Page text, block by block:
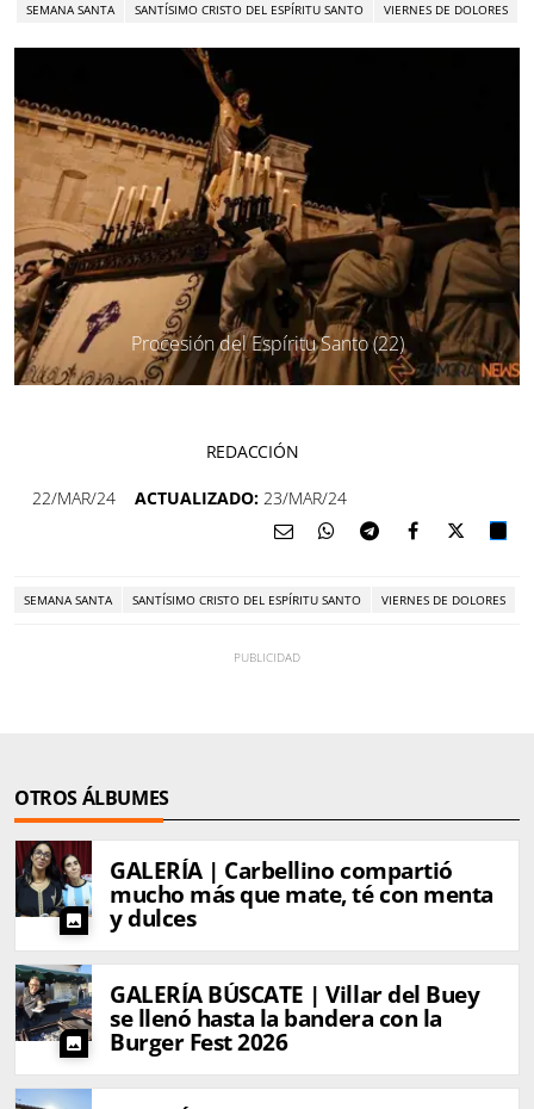
SEMANA SANTA SANTÍSIMO CRISTO DEL ESPÍRITU SANTO VIERNES DE DOLORES
Procesión del Espíritu Santo (22)
REDACCIÓN
22/MAR/24 ACTUALIZADO: 23/MAR/24
SEMANA SANTA SANTÍSIMO CRISTO DEL ESPÍRITU SANTO VIERNES DE DOLORES
OTROS ÁLBUMES
photo
GALERÍA | Carbellino compartió
mucho más que mate, té con menta
y dulces
photo
GALERÍA BÚSCATE | Villar del Buey
se llenó hasta la bandera con la
Burger Fest 2026